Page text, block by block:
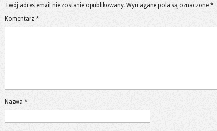
Twój adres email nie zostanie opublikowany. Wymagane pola są oznaczone *
Komentarz *
Nazwa *